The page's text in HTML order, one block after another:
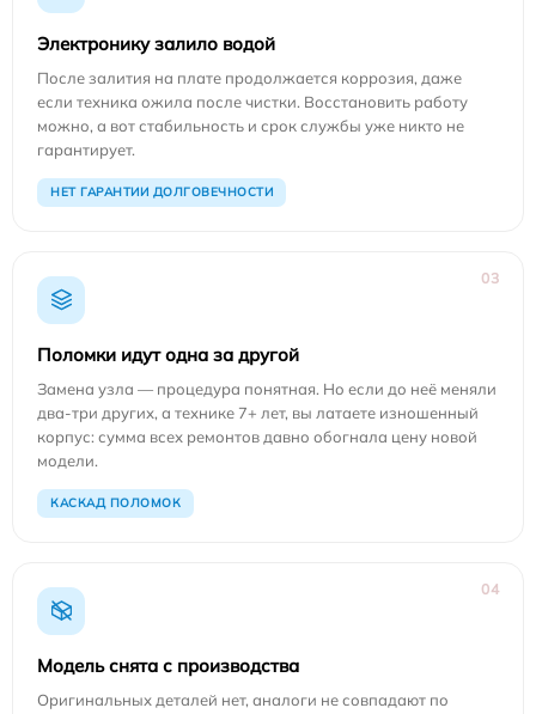
Электронику залило водой
После залития на плате продолжается коррозия, даже
если техника ожила после чистки. Восстановить работу
можно, а вот стабильность и срок службы уже никто не
гарантирует.
НЕТ ГАРАНТИИ ДОЛГОВЕЧНОСТИ
03
Поломки идут одна за другой
Замена узла — процедура понятная. Но если до неё меняли
два-три других, а технике 7+ лет, вы латаете изношенный
корпус: сумма всех ремонтов давно обогнала цену новой
модели.
КАСКАД ПОЛОМОК
04
Модель снята с производства
Оригинальных деталей нет, аналоги не совпадают по